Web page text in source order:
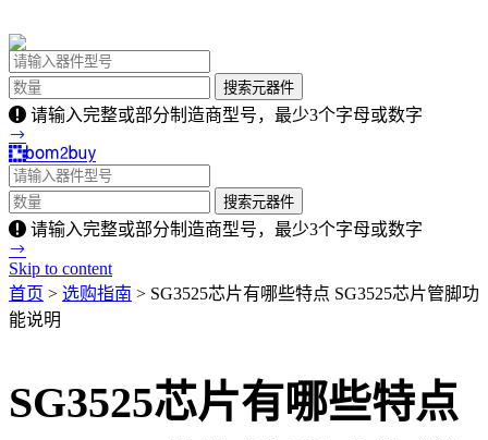
请输入完整或部分制造商型号，最少3个字母或数字
请输入完整或部分制造商型号，最少3个字母或数字
Skip to content
首页 > 选购指南 > SG3525芯片有哪些特点 SG3525芯片管脚功
能说明
SG3525芯片有哪些特点